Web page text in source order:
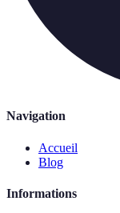
Navigation
Accueil
Blog
Informations